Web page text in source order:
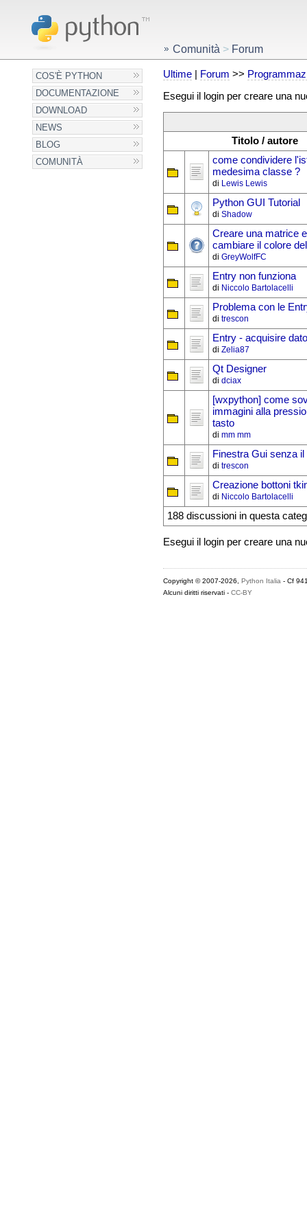
COS'È PYTHON
DOCUMENTAZIONE
DOWNLOAD
NEWS
BLOG
COMUNITÀ
Comunità > Forum
Ultime| Forum >>
Esegui il login per creare una
Titolo / autore
come condividere
medesima classe ?
di Lewis Lewis
Python GUI Tutorial
di Shadow
Creare una matrice
cambiare il colore
di GreyWolfFC
Entry non funziona
di Niccolo Bartolacelli
Problema con le
di trescon
Entry - acquisire
di Zelia87
Qt Designer
di dciax
[wxpython] come
immagini alla
tasto
di mm mm
Finestra Gui senza il
di trescon
Creazione bottoni
di Niccolo Bartolacelli
188 discussioni in questa
Esegui il login per creare una
Copyright © 2007-2026, Python Italia - Cf
Alcuni diritti riservati - CC-BY